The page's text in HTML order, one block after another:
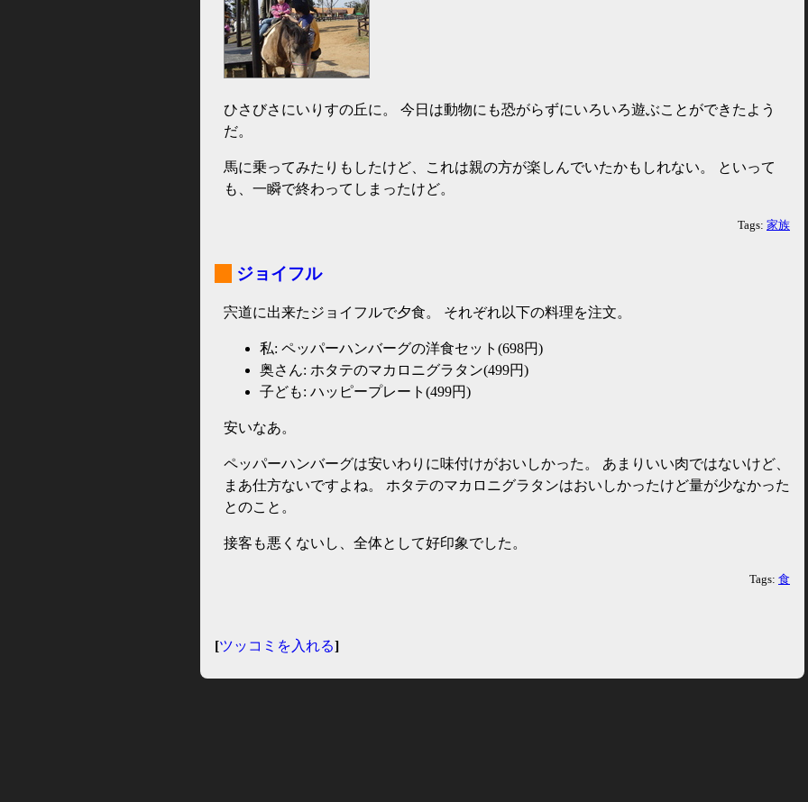
ひさびさにいりすの丘に。 今日は動物にも恐がらずにいろいろ遊ぶことができたよう
だ。
馬に乗ってみたりもしたけど、これは親の方が楽しんでいたかもしれない。 といって
も、一瞬で終わってしまったけど。
Tags: 家族
ジョイフル
宍道に出来たジョイフルで夕食。 それぞれ以下の料理を注文。
私: ペッパーハンバーグの洋食セット(698円)
奥さん: ホタテのマカロニグラタン(499円)
子ども: ハッピープレート(499円)
安いなあ。
ペッパーハンバーグは安いわりに味付けがおいしかった。 あまりいい肉ではないけど、
まあ仕方ないですよね。 ホタテのマカロニグラタンはおいしかったけど量が少なかった
とのこと。
接客も悪くないし、全体として好印象でした。
Tags: 食
[ツッコミを入れる]